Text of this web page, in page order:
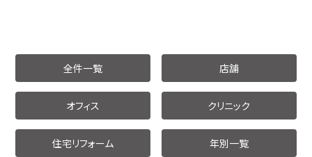
全件一覧 店舗
オフィス クリニック
住宅リフォーム 年別一覧